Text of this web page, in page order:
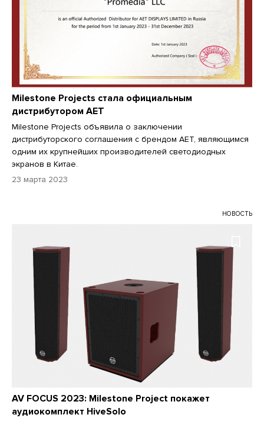
Milestone Projects стала официальным
дистрибутором AET
Milestone Projects объявила о заключении
дистрибуторского соглашения с брендом AET, являющимся
одним их крупнейших производителей светодиодных
экранов в Китае.
23 марта 2023
НОВОСТЬ
AV FOCUS 2023: Milestone Project покажет
аудиокомплект HiveSolo